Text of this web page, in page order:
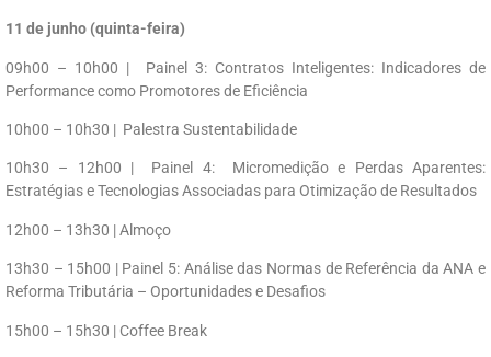
11 de junho (quinta-feira)
09h00 – 10h00 | Painel 3: Contratos Inteligentes: Indicadores de
Performance como Promotores de Eficiência
10h00 – 10h30 | Palestra Sustentabilidade
10h30 – 12h00 | Painel 4: Micromedição e Perdas Aparentes:
Estratégias e Tecnologias Associadas para Otimização de Resultados
12h00 – 13h30 | Almoço
13h30 – 15h00 | Painel 5: Análise das Normas de Referência da ANA e
Reforma Tributária – Oportunidades e Desafios
15h00 – 15h30 | Coffee Break